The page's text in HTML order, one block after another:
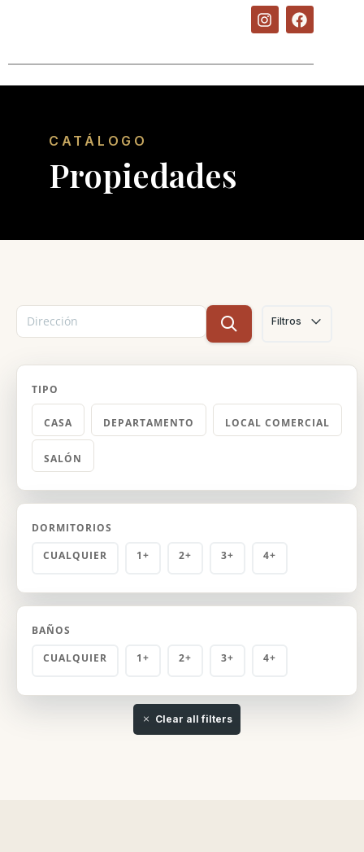
CATÁLOGO
Propiedades
Filtros
TIPO
CASA DEPARTAMENTO LOCAL COMERCIAL
SALÓN
DORMITORIOS
CUALQUIER
1+ 2+ 3+ 4+
BAÑOS
CUALQUIER
1+ 2+ 3+ 4+
Clear all filters